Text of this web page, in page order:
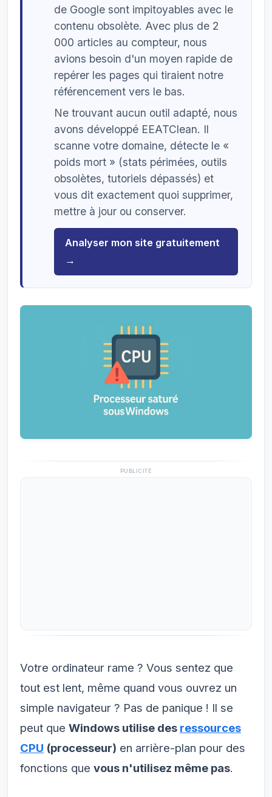
de Google sont impitoyables avec le
contenu obsolète. Avec plus de 2
000 articles au compteur, nous
avions besoin d'un moyen rapide de
repérer les pages qui tiraient notre
référencement vers le bas.
Ne trouvant aucun outil adapté, nous
avons développé EEATClean. Il
scanne votre domaine, détecte le «
poids mort » (stats périmées, outils
obsolètes, tutoriels dépassés) et
vous dit exactement quoi supprimer,
mettre à jour ou conserver.
Analyser mon site gratuitement
→
PUBLICITÉ
Votre ordinateur rame ? Vous sentez que
tout est lent, même quand vous ouvrez un
simple navigateur ? Pas de panique ! Il se
peut que Windows utilise des ressources
CPU (processeur) en arrière-plan pour des
fonctions que vous n'utilisez même pas.